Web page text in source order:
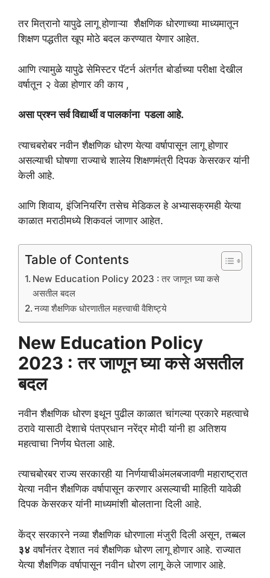
तर मित्रानो यापुढे लागू होणाऱ्या शैक्षणिक धोरणाच्या माध्यमातून
शिक्षण पद्धतीत खूप मोठे बदल करण्यात येणार आहेत.
आणि त्यामुळे यापुढे सेमिस्टर पॅटर्न अंतर्गत बोर्डाच्या परीक्षा देखील
वर्षातून २ वेळा होणार की काय ,
असा प्रश्न सर्व विद्यार्थी व पालकांना पडला आहे.
त्याचबरोबर नवीन शैक्षणिक धोरण येत्या वर्षापासून लागू होणार
असल्याची घोषणा राज्याचे शालेय शिक्षणमंत्री दिपक केसरकर यांनी
केली आहे.
आणि शिवाय, इंजिनियरिंग तसेच मेडिकल हे अभ्यासक्रमही येत्या
काळात मराठीमध्ये शिकवलं जाणार आहेत.
Table of Contents
New Education Policy 2023 : तर जाणून घ्या कसे
असतील बदल
नव्या शैक्षणिक धोरणातील महत्त्वाची वैशिष्ट्ये
New Education Policy
2023 : तर जाणून घ्या कसे असतील
बदल
नवीन शैक्षणिक धोरण इथून पुढील काळात चांगल्या प्रकारे महत्वाचे
ठरावे यासाठी देशाचे पंतप्रधान नरेंद्र मोदी यांनी हा अतिशय
महत्वाचा निर्णय घेतला आहे.
त्याचबोरबर राज्य सरकारही या निर्णयाचीअंमलबजावणी महाराष्ट्रात
येत्या नवीन शैक्षणिक वर्षापासून करणार असल्याची माहिती यावेळी
दिपक केसरकर यांनी माध्यमांशी बोलताना दिली आहे.
केंद्र सरकारने नव्या शैक्षणिक धोरणाला मंजुरी दिली असून, तब्बल
३४ वर्षांनंतर देशात नवं शैक्षणिक धोरण लागू होणार आहे. राज्यात
येत्या शैक्षणिक वर्षापासून नवीन धोरण लागू केले जाणार आहे.